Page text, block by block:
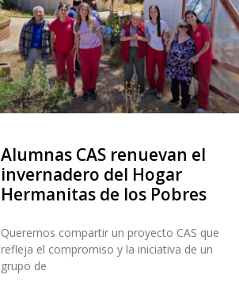
Alumnas CAS renuevan el
invernadero del Hogar
Hermanitas de los Pobres
Queremos compartir un proyecto CAS que
refleja el compromiso y la iniciativa de un
grupo de